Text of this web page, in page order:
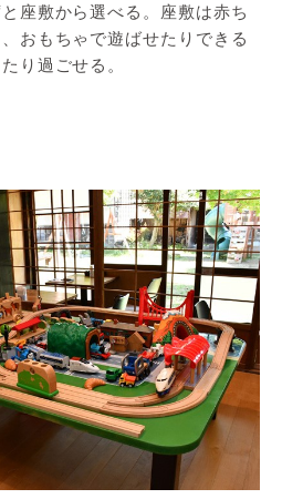
座敷から選べる。座敷は赤ち
おもちゃで遊ばせたりできる
り過ごせる。